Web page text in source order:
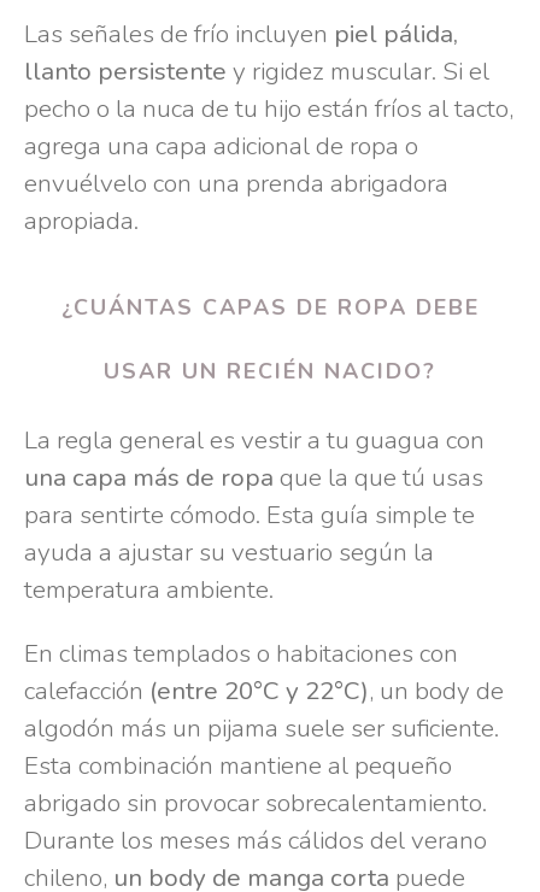
Las señales de frío incluyen piel pálida,
llanto persistente y rigidez muscular. Si el
pecho o la nuca de tu hijo están fríos al tacto,
agrega una capa adicional de ropa o
envuélvelo con una prenda abrigadora
apropiada.
¿CUÁNTAS CAPAS DE ROPA DEBE
USAR UN RECIÉN NACIDO?
La regla general es vestir a tu guagua con
una capa más de ropa que la que tú usas
para sentirte cómodo. Esta guía simple te
ayuda a ajustar su vestuario según la
temperatura ambiente.
En climas templados o habitaciones con
calefacción (entre 20°C y 22°C), un body de
algodón más un pijama suele ser suficiente.
Esta combinación mantiene al pequeño
abrigado sin provocar sobrecalentamiento.
Durante los meses más cálidos del verano
chileno, un body de manga corta puede